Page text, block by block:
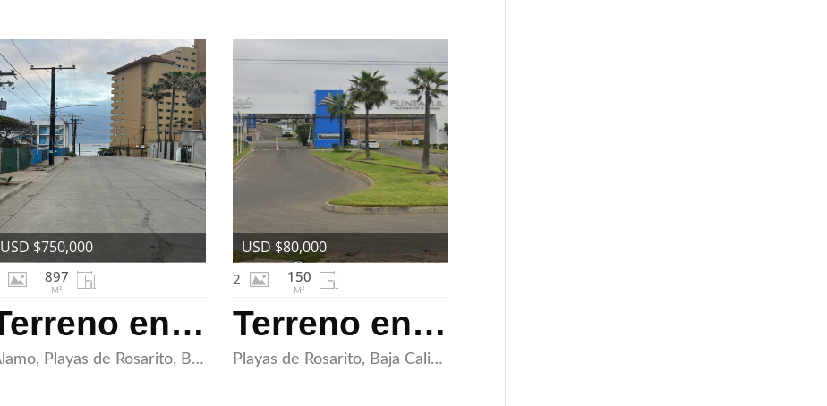
Terreno en Venta en Rosarito
Alamo, Playas de Rosarito, Baja California 22710
897
M²
USD $750,000
Terreno en Venta en Residencial Punta Azul
Playas de Rosarito, Baja California 22713
2 150
M²
USD $80,000